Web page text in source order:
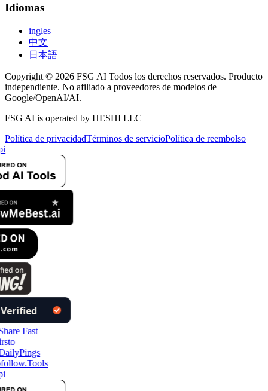
Idiomas
ingles
中文
日本語
Copyright © 2026 FSG AI Todos los derechos reservados. Producto
independiente. No afiliado a proveedores de modelos de
Google/OpenAI/AI.
FSG AI is operated by HESHI LLC
Política de privacidadTérminos de servicioPolítica de reembolso